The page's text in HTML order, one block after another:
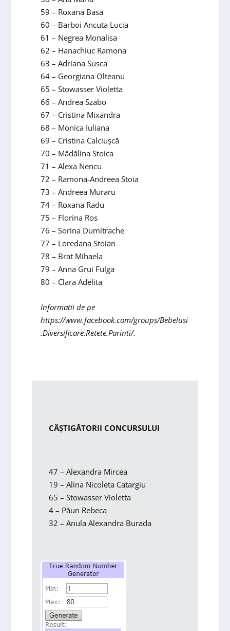
59 – Roxana Basa
60 – Barboi Ancuta Lucia
61 – Negrea Monalisa
62 – Hanachiuc Ramona
63 – Adriana Susca
64 – Georgiana Olteanu
65 – Stowasser Violetta
66 – Andrea Szabo
67 – Cristina Mixandra
68 – Monica Iuliana
69 – Cristina Calciuşcă
70 – Mădălina Stoica
71 – Alexa Nencu
72 – Ramona-Andreea Stoia
73 – Andreea Muraru
74 – Roxana Radu
75 – Florina Ros
76 – Sorina Dumitrache
77 – Loredana Stoian
78 – Brat Mihaela
79 – Anna Grui Fulga
80 – Clara Adelita
Informatii de pe
https://www.facebook.com/groups/Bebelusi
.Diversificare.Retete.Parinti/.
CÂŞTIGĂTORII CONCURSULUI
47 – Alexandra Mircea
19 – Alina Nicoleta Catargiu
65 – Stowasser Violetta
4 – Păun Rebeca
32 – Anula Alexandra Burada